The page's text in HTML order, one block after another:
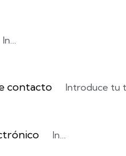
contacto